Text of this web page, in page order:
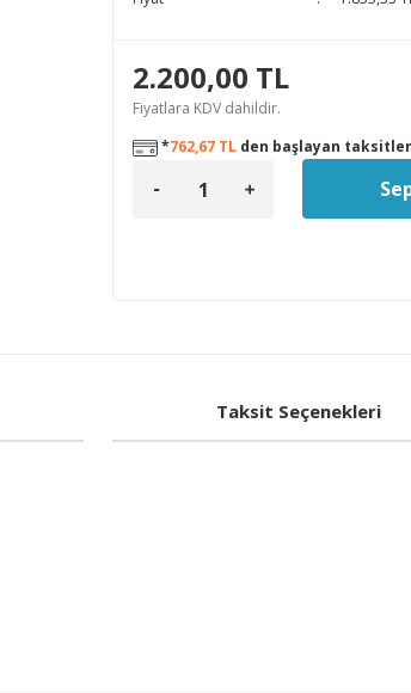
2.200,00 TL
Fiyatlara KDV dahildir.
*762,67 TL den başlayan
Taksit Seçenekleri